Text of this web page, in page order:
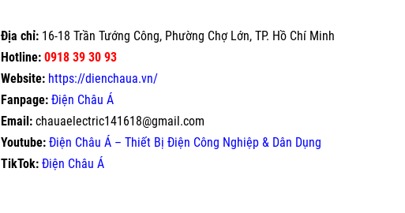
Địa chỉ: 16-18 Trần Tướng Công, Phường Chợ Lớn, TP. Hồ Chí Minh
Hotline: 0918 39 30 93
Website: https://dienchaua.vn/
Fanpage: Điện Châu Á
Email: chauaelectric141618@gmail.com
Youtube: Điện Châu Á – Thiết Bị Điện Công Nghiệp & Dân Dụng
TikTok: Điện Châu Á